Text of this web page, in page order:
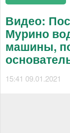
Видео:
Мурино
машины,
15:41 09.01.2021